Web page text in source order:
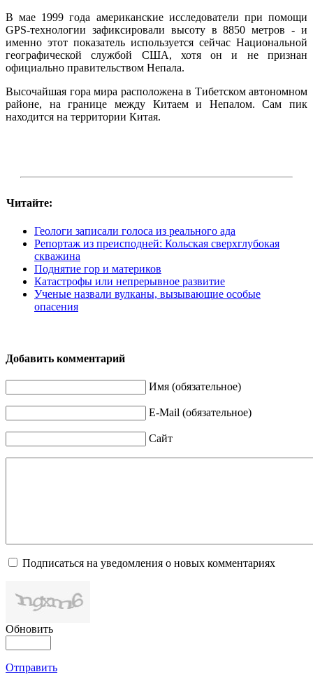
В мае 1999 года американские исследователи при помощи
GPS-технологии зафиксировали высоту в 8850 метров - и
именно этот показатель используется сейчас Национальной
географической службой США, хотя он и не признан
официально правительством Непала.
Высочайшая гора мира расположена в Тибетском автономном
районе, на границе между Китаем и Непалом. Сам пик
находится на территории Китая.
Читайте:
Геологи записали голоса из реального ада
Репортаж из преисподней: Кольская сверхглубокая
скважина
Поднятие гор и материков
Катастрофы или непрерывное развитие
Ученые назвали вулканы, вызывающие особые
опасения
Добавить комментарий
Имя (обязательное)
E-Mail (обязательное)
Сайт
Подписаться на уведомления о новых комментариях
Обновить
Отправить